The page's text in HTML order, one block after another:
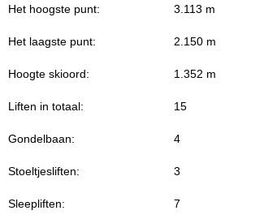
Het hoogste punt: 3.113 m
Het laagste punt: 2.150 m
Hoogte skioord: 1.352 m
Liften in totaal: 15
Gondelbaan: 4
Stoeltjesliften: 3
Sleepliften: 7